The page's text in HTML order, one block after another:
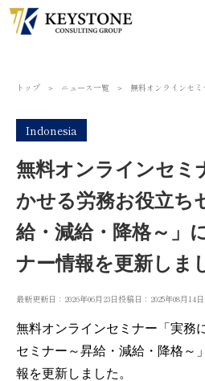
トップ ＞ ニュース一覧 ＞ 無料オンラインセ
Indonesia
無料オンラインセミ
かせる労務お役立ち
給・減給・降格～」
ナー情報を更新しま
最新更新日：2026年06月23日投稿日：2025年08月14日
無料オンラインセミナー「実務
セミナー～昇給・減給・降格～
報を更新しました。